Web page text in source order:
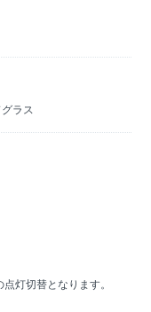
ラス
灯切替となります。